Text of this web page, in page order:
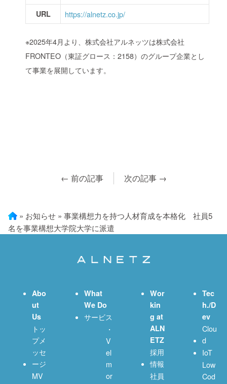
URL https://alnetz.co.jp/
※2025年4月より、株式会社アルネッツは株式会社
FRONTEO（東証グロース：2158）のグループ企業とし
て事業を展開しています。
← 前の記事 次の記事 →
» お知らせ » 事業構想力を持つ人材育成を本格化 社員5
名を事業構想大学院大学に派遣
Abo
ut
Us
トッ
プメ
ッセ
ージ
MV
What
We Do
サービス
・
V
el
m
or
Wor
kin
g at
ALN
ETZ
採用
情報
社員
Tec
h./D
ev
Clou
d
IoT
Low
Cod